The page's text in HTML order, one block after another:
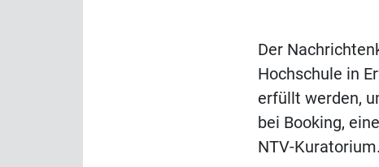
Der
Hochschule in
erfüllt werden,
bei Booking,
NTV-Kuratorium.